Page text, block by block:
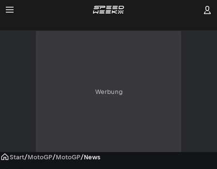
Werbung
Start/MotoGP/MotoGP/News